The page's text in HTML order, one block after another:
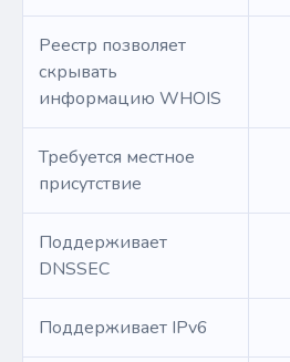
Реестр позволяет
скрывать
информацию WHOIS
Требуется местное
присутствие
Поддерживает
DNSSEC
Поддерживает IPv6